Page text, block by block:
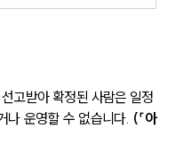
고받아 확정된 사람은 일정
나 운영할 수 없습니다. (「아